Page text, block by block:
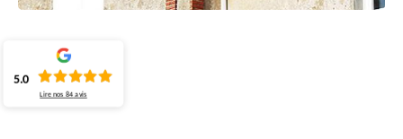
5.0
Lire nos84 avis